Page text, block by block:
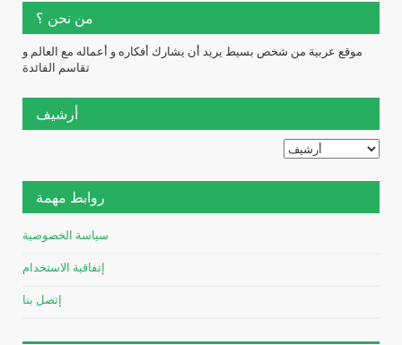
من نحن ؟
موقع عربية من شخص بسيط يريد أن يشارك أفكاره و أعماله مع العالم و
تقاسم الفائدة
أرشيف
روابط مهمة
سياسة الخصوصية
إتفاقية الاستخدام
إتصل بنا